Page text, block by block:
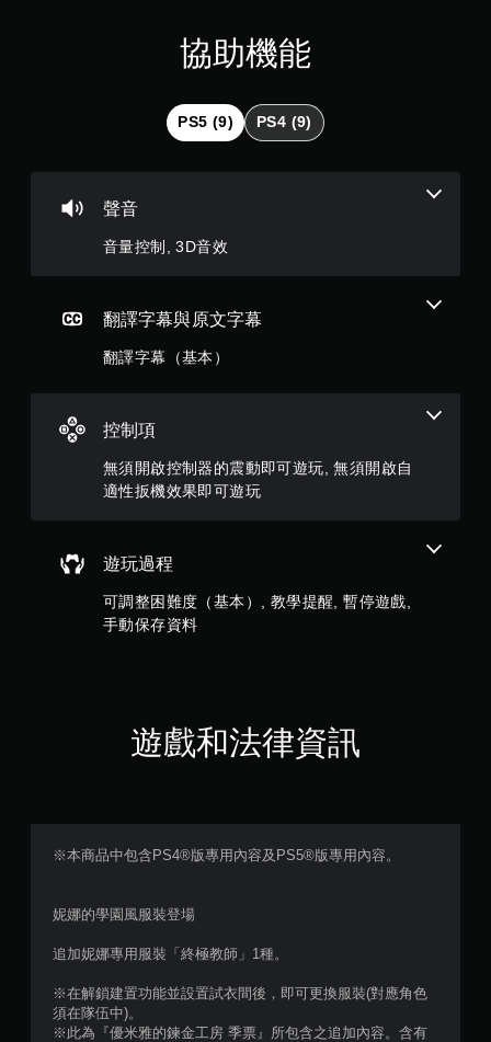
星
）
共
評
協助機能
PS5 (9) PS4 (9)
聲音
音量控制, 3D音效
翻譯字幕與原文字幕
翻譯字幕（基本）
控制項
無須開啟控制器的震動即可遊玩, 無須開啟自
適性扳機效果即可遊玩
遊玩過程
可調整困難度（基本）, 教學提醒, 暫停遊戲,
手動保存資料
遊戲和法律資訊
※本商品中包含PS4®版專用內容及PS5®版專用內容。
妮娜的學園風服裝登場
追加妮娜專用服裝「終極教師」1種。
※在解鎖建置功能並設置試衣間後，即可更換服裝(對應角色
須在隊伍中)。
※此為『優米雅的鍊金工房 季票』所包含之追加內容。含有